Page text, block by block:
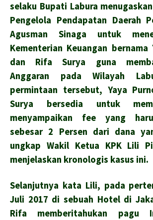
selaku Bupati Labura
Pengelola Pendapatan Daerah
Agusman Sinaga untuk
Kementerian Keuangan bernama
dan Rifa Surya guna
Anggaran pada Wilayah
permintaan tersebut, Yaya
Surya bersedia untuk
menyampaikan fee yang
sebesar 2 Persen dari dana
ungkap Wakil Ketua KPK Lili
menjelaskan kronologis kasus ini.
Selanjutnya kata Lili, pada
Juli 2017 di sebuah Hotel di
Rifa memberitahukan pagu